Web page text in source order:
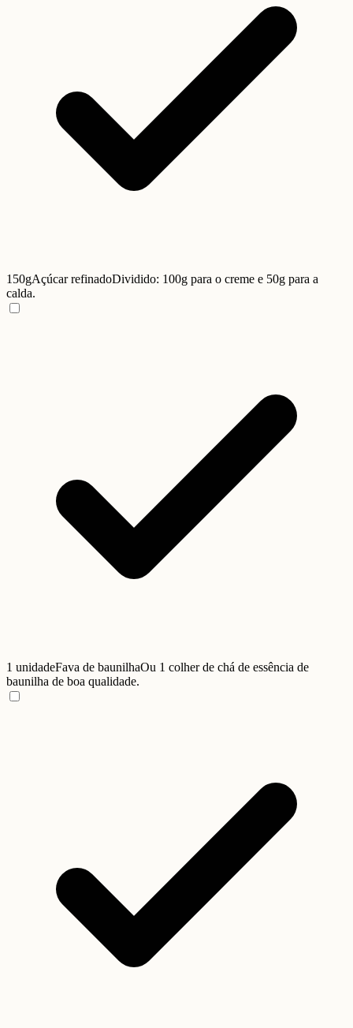
150gAçúcar refinadoDividido: 100g para o creme e 50g para a
calda.
1 unidadeFava de baunilhaOu 1 colher de chá de essência de
baunilha de boa qualidade.